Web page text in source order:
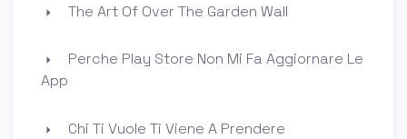
The Art Of Over The Garden Wall
Perche Play Store Non Mi Fa Aggiornare Le
App
Chi Ti Vuole Ti Viene A Prendere